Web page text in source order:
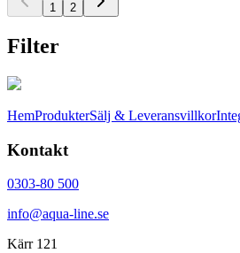
1 2
Filter
HemProdukterSälj & Leveransvillkor
Kontakt
0303-80 500
info@aqua-line.se
Kärr 121